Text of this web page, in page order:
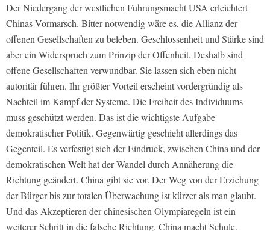
Der Niedergang der westlichen Führungsmacht USA erleichtert
Chinas Vormarsch. Bitter notwendig wäre es, die Allianz der
offenen Gesellschaften zu beleben. Geschlossenheit und Stärke sind
aber ein Widerspruch zum Prinzip der Offenheit. Deshalb sind
offene Gesellschaften verwundbar. Sie lassen sich eben nicht
autoritär führen. Ihr größter Vorteil erscheint vordergründig als
Nachteil im Kampf der Systeme. Die Freiheit des Individuums
muss geschützt werden. Das ist die wichtigste Aufgabe
demokratischer Politik. Gegenwärtig geschieht allerdings das
Gegenteil. Es verfestigt sich der Eindruck, zwischen China und der
demokratischen Welt hat der Wandel durch Annäherung die
Richtung geändert. China gibt sie vor. Der Weg von der Erziehung
der Bürger bis zur totalen Überwachung ist kürzer als man glaubt.
Und das Akzeptieren der chinesischen Olympiaregeln ist ein
weiterer Schritt in die falsche Richtung. China macht Schule.